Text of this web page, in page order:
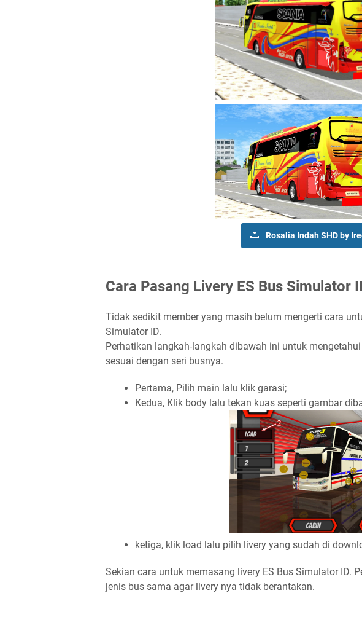
Rosalia Indah SHD by
Cara Pasang Livery ES Bus Simulator
Tidak sedikit member yang masih belum mengerti cara
Simulator ID.
Perhatikan langkah-langkah dibawah ini untuk
sesuai dengan seri busnya.
Pertama, Pilih main lalu klik garasi;
Kedua, Klik body lalu tekan kuas seperti gambar
ketiga, klik load lalu pilih livery yang sudah di
Sekian cara untuk memasang livery ES Bus Simulator ID.
jenis bus sama agar livery nya tidak berantakan.